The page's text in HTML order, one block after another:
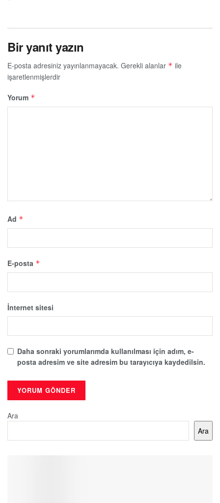
Bir yanıt yazın
E-posta adresiniz yayınlanmayacak. Gerekli alanlar * ile
işaretlenmişlerdir
Yorum *
Ad *
E-posta *
İnternet sitesi
Daha sonraki yorumlarımda kullanılması için adım, e-
posta adresim ve site adresim bu tarayıcıya kaydedilsin.
Ara
Ara